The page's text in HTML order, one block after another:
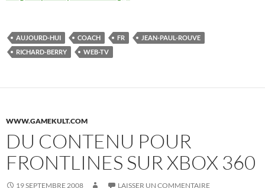
AUJOURD-HUI COACH FR
JEAN-PAUL-ROUVE
RICHARD-BERRY
WEB-TV
WWW.GAMEKULT.COM
DU CONTENU POUR
FRONTLINES SUR XBOX 360
19 SEPTEMBRE 2008 LAISSER UN COMMENTAIRE